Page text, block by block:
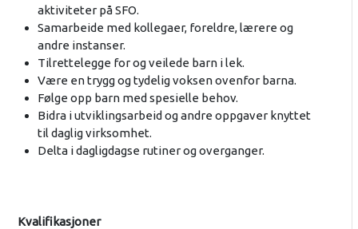
aktiviteter på SFO.
Samarbeide med kollegaer, foreldre, lærere og
andre instanser.
Tilrettelegge for og veilede barn i lek.
Være en trygg og tydelig voksen ovenfor barna.
Følge opp barn med spesielle behov.
Bidra i utviklingsarbeid og andre oppgaver knyttet
til daglig virksomhet.
Delta i dagligdagse rutiner og overganger.
Kvalifikasjoner